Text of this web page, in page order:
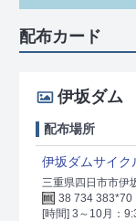
配布カード
伊坂ダム
配布場所
伊坂ダムサイク
三重県四日市市伊
38 734 383*70
[時間] 3～10月：